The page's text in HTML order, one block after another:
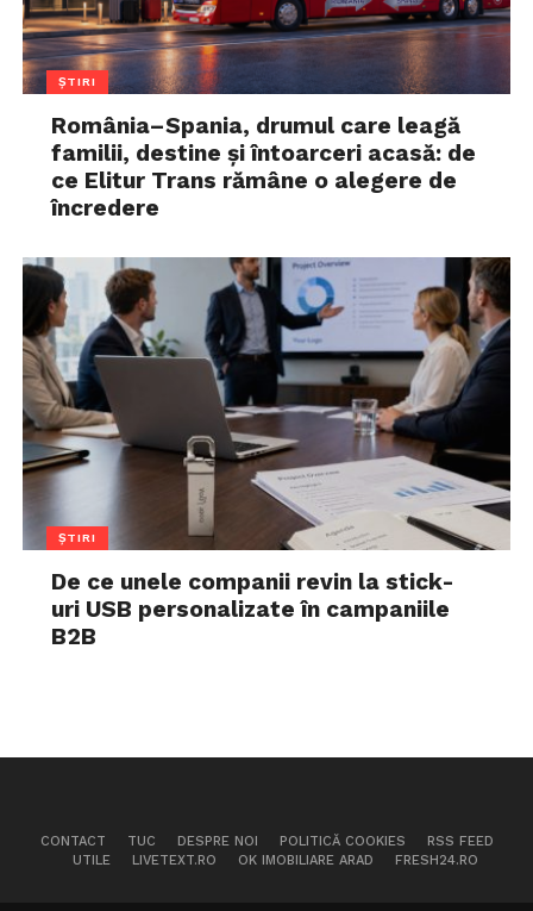
ȘTIRI
România–Spania, drumul care leagă
familii, destine și întoarceri acasă: de
ce Elitur Trans rămâne o alegere de
încredere
ȘTIRI
De ce unele companii revin la stick-
uri USB personalizate în campaniile
B2B
CONTACT TUC DESPRE NOI POLITICĂ COOKIES
RSS FEED
UTILE
LIVETEXT.RO OK IMOBILIARE ARAD FRESH24.RO